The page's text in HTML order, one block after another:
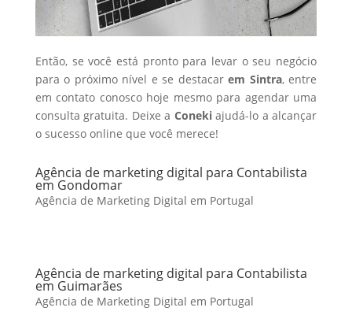
Então, se você está pronto para levar o seu negócio
para o próximo nível e se destacarem Sintra, entre
em contato conosco hoje mesmo para agendar uma
consulta gratuita. Deixe a Conekiajudá-lo a alcançar
o sucesso online que você merece!
Agência de marketing digital para Contabilista
em Gondomar
Agência de Marketing Digital em Portugal
Agência de marketing digital para Contabilista
em Guimarães
Agência de Marketing Digital em Portugal